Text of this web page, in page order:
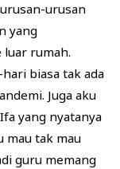
urusan
yang
rumah.
biasa tak ada
Juga aku
yang nyatanya
mau tak mau
guru memang